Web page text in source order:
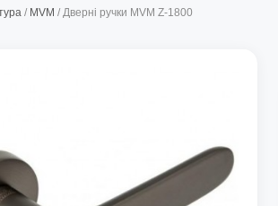
/ MVM / Дверні ручки MVM Z-1800